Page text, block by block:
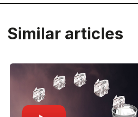
Similar articles